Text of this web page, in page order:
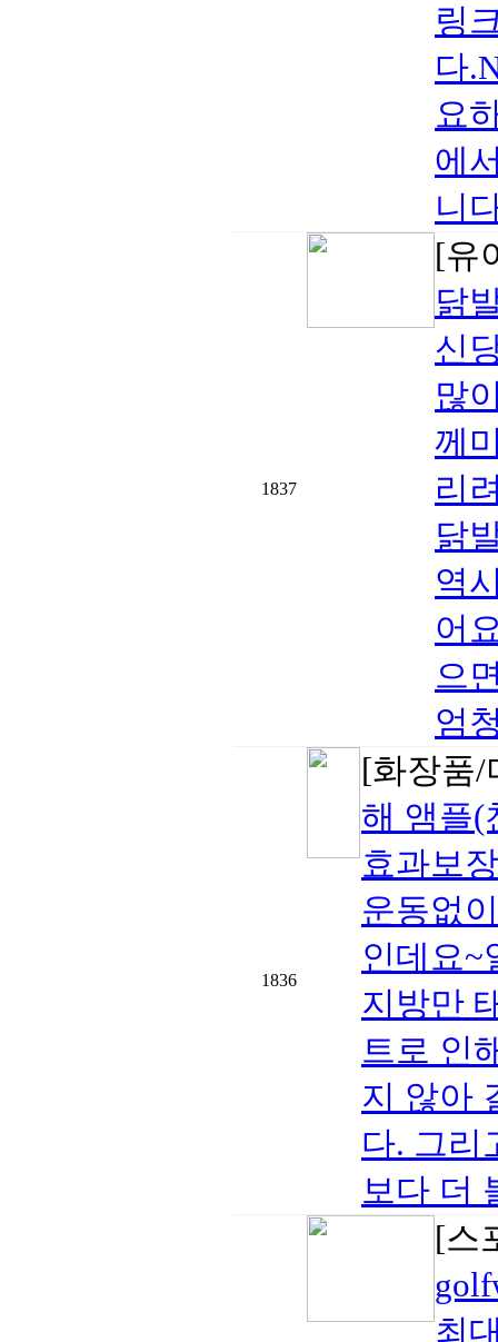
링
다
요
에
니
1837
[유
닭
신
많
께
리
닭
역
어
으
엄
1836
[화장품
해 앰플(
효과보
운동없
인데요~
지방만
트로 인
지 않아
다. 그리
보다 더
[스
최